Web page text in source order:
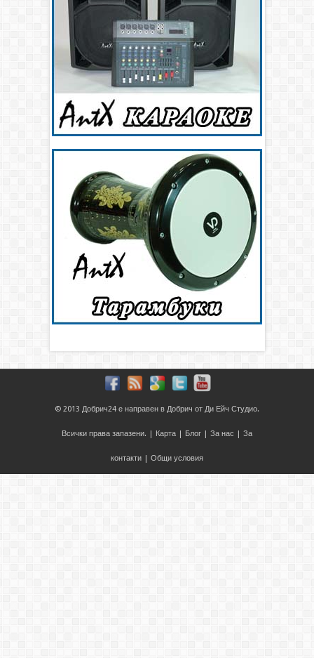
© 2013 Добрич24 е направен в Добрич от Ди Ейч Студио.
Всички права запазени. | Карта Блог За нас За
контакти Общи условия